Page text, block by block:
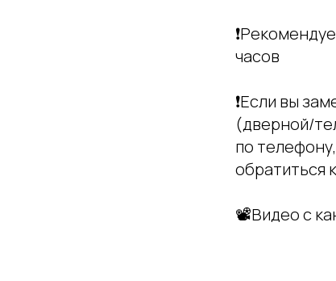
часов
❗️Если вы
(дверной/
по
обратиться
📽Видео с